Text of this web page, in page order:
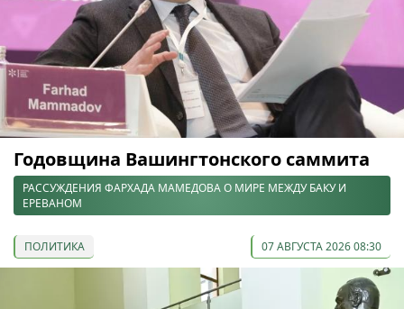
Годовщина Вашингтонского саммита
РАССУЖДЕНИЯ ФАРХАДА МАМЕДОВА О МИРЕ МЕЖДУ БАКУ И
ЕРЕВАНОМ
ПОЛИТИКА 07 АВГУСТА 2026 08:30